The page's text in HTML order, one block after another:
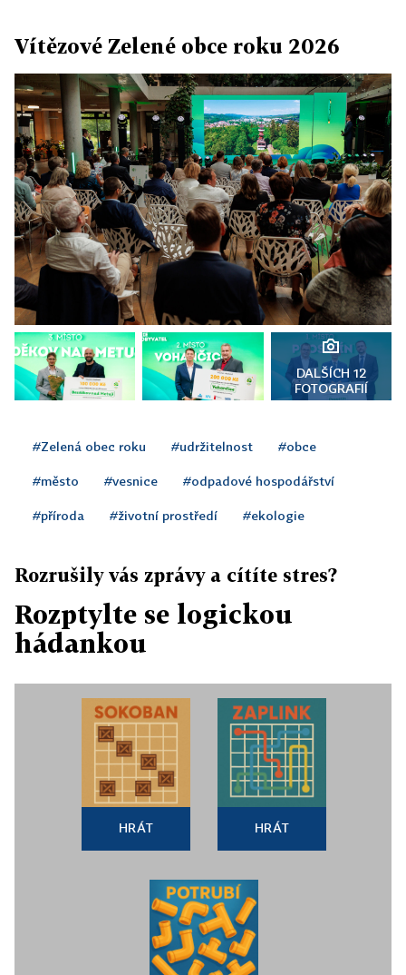
Vítězové Zelené obce roku 2026
DALŠÍCH 12
FOTOGRAFIÍ
#Zelená obec roku #udržitelnost #obce
#město #vesnice #odpadové hospodářství
#příroda #životní prostředí #ekologie
Rozrušily vás zprávy a cítíte stres?
Rozptylte se logickou
hádankou
HRÁT HRÁT